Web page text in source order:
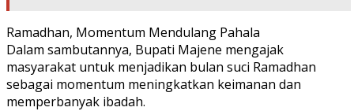
Ramadhan, Momentum Mendulang Pahala
Dalam sambutannya, Bupati Majene mengajak
masyarakat untuk menjadikan bulan suci Ramadhan
sebagai momentum meningkatkan keimanan dan
memperbanyak ibadah.